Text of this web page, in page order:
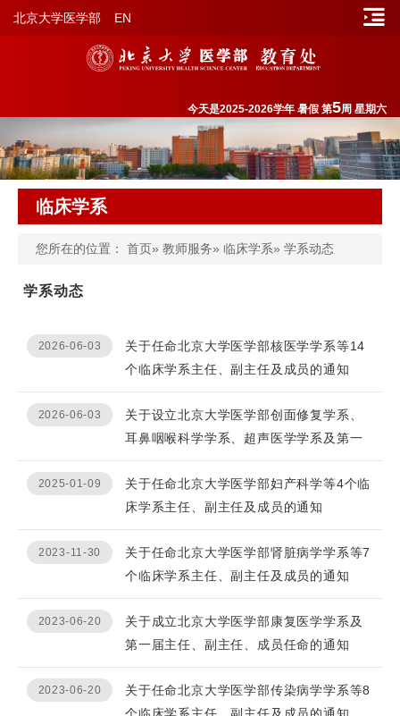
北京大学医学部 EN
今天是2025-2026学年 暑假 第5周 星期六
临床学系
您所在的位置： 首页» 教师服务» 临床学系» 学系动态
学系动态
2026-06-03
关于任命北京大学医学部核医学学系等14
个临床学系主任、副主任及成员的通知
2026-06-03
关于设立北京大学医学部创面修复学系、
耳鼻咽喉科学学系、超声医学学系及第一
届主任、副主任、成...
2025-01-09
关于任命北京大学医学部妇产科学等4个临
床学系主任、副主任及成员的通知
2023-11-30
关于任命北京大学医学部肾脏病学学系等7
个临床学系主任、副主任及成员的通知
2023-06-20
关于成立北京大学医学部康复医学学系及
第一届主任、副主任、成员任命的通知
2023-06-20
关于任命北京大学医学部传染病学学系等8